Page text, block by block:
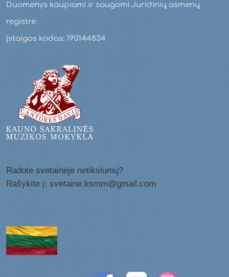
Duomenys kaupiami ir saugomi Juridinių asmenų
registre.
Įstaigos kodas: 190144834
Radote svetainėje netikslumų?
Rašykite į: svetaine.ksmm@gmail.com